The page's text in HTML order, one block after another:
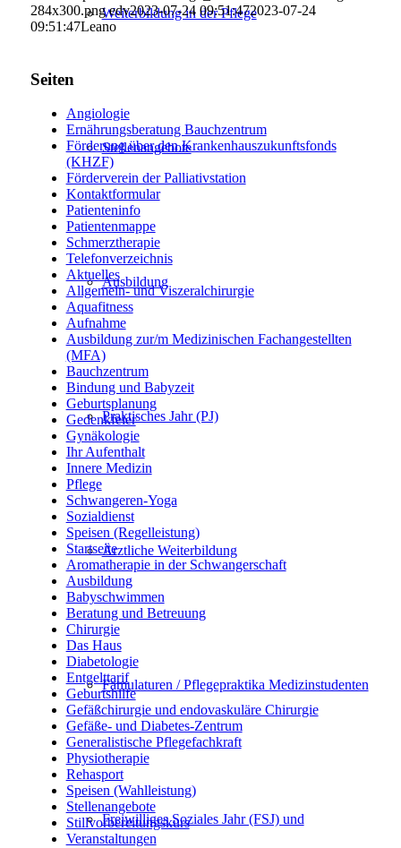
Weiterbildung in der Pflege
Stellenangebote
Ausbildung
Praktisches Jahr (PJ)
Ärztliche Weiterbildung
Famulaturen / Pflegepraktika Medizinstudenten
Freiwilliges Soziales Jahr (FSJ) und
284x300.png edv2023-07-24 09:51:472023-07-24
09:51:47Leano
Seiten
Angiologie
Ernährungsberatung Bauchzentrum
Förderung über den Krankenhauszukunftsfonds
(KHZF)
Förderverein der Palliativstation
Kontaktformular
Patienteninfo
Patientenmappe
Schmerztherapie
Telefonverzeichnis
Aktuelles
Allgemein- und Viszeralchirurgie
Aquafitness
Aufnahme
Ausbildung zur/m Medizinischen Fachangestellten
(MFA)
Bauchzentrum
Bindung und Babyzeit
Geburtsplanung
Gedenkfeier
Gynäkologie
Ihr Aufenthalt
Innere Medizin
Pflege
Schwangeren-Yoga
Sozialdienst
Speisen (Regelleistung)
Startseite
Aromatherapie in der Schwangerschaft
Ausbildung
Babyschwimmen
Beratung und Betreuung
Chirurgie
Das Haus
Diabetologie
Entgelttarif
Geburtshilfe
Gefäßchirurgie und endovaskuläre Chirurgie
Gefäße- und Diabetes-Zentrum
Generalistische Pflegefachkraft
Physiotherapie
Rehasport
Speisen (Wahlleistung)
Stellenangebote
Stillvorbereitungskurs
Veranstaltungen